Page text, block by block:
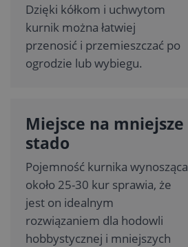
Dzięki kółkom i uchwytom
kurnik można łatwiej
przenosić i przemieszczać po
ogrodzie lub wybiegu.
Miejsce na mniejsze
stado
Pojemność kurnika wynosząca
około 25-30 kur sprawia, że
jest on idealnym
rozwiązaniem dla hodowli
hobbystycznej i mniejszych